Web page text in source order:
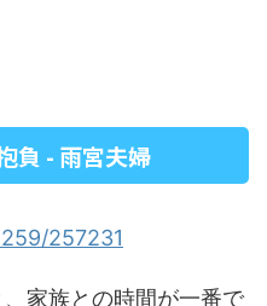
負 - 雨宮夫婦
257231
家族との時間が一番で